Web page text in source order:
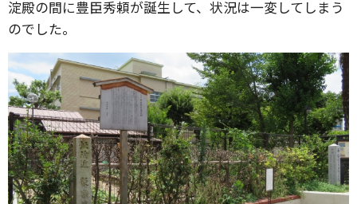
淀殿の間に豊臣秀頼が誕生して、状況は一変してしまう
のでした。